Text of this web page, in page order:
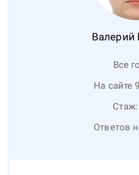
Валерий
Все
На сайте
Стаж:
Ответов